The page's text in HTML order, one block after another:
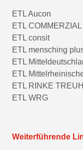
ETL Aucon
ETL
ETL consit
ETL mensching
ETL
ETL
ETL RINKE
ETL WRG
Weiterführende